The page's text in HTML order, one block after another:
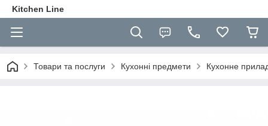
Kitchen Line
Товари та послуги Кухонні предмети Кухонне